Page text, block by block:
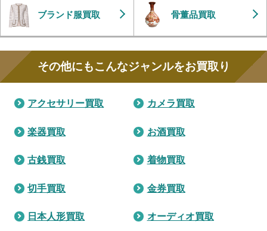
ブランド服買取 骨董品買取
その他にもこんなジャンルをお買取り
アクセサリー買取 カメラ買取
楽器買取 お酒買取
古銭買取 着物買取
切手買取 金券買取
日本人形買取 オーディオ買取